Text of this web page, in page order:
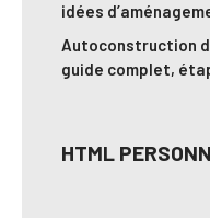
idées
Autoconstruction
guide complet,
HTML